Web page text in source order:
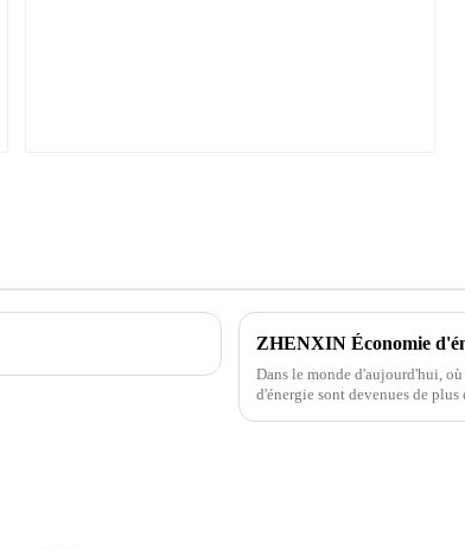
ZHENXIN Économie
Dans le monde d'aujourd'hui,
d'énergie sont devenues de